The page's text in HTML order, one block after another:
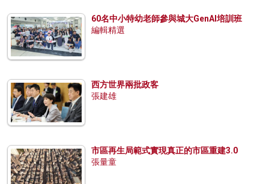
60名中小特幼老師參與城大GenAI培訓班
編輯精選
西方世界兩批政客
張建雄
市區再生局範式實現真正的市區重建3.0
張量童